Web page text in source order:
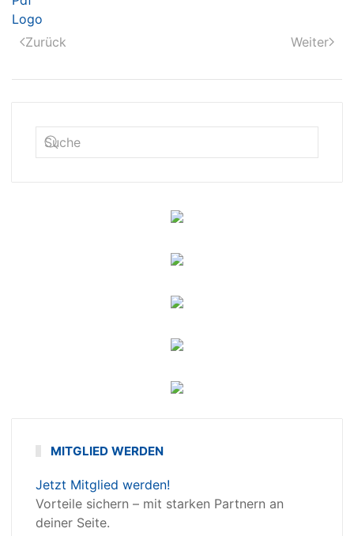
Zurück Weiter
MITGLIED WERDEN
Jetzt Mitglied werden!
Vorteile sichern – mit starken Partnern an
deiner Seite.